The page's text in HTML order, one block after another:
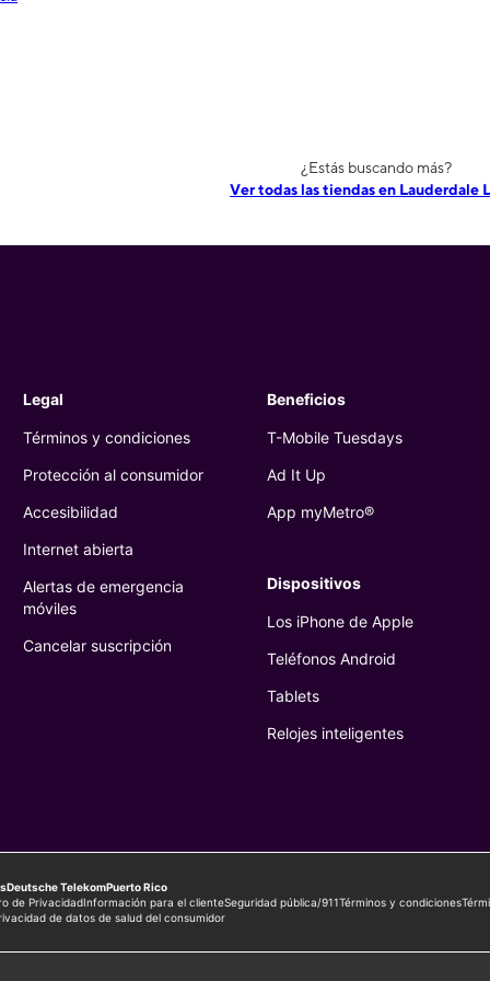
¿Estás buscando más?
Ver todas las tiendas en Lauderdale